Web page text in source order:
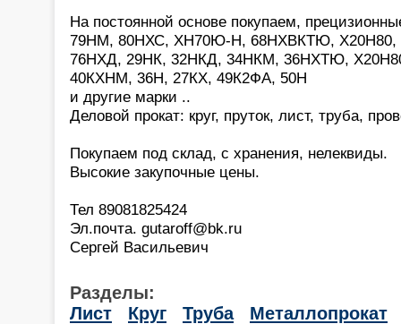
На постоянной основе покупаем,
79НМ, 80НХС, ХН70Ю-Н, 68НХВКТЮ, Х20Н80,
76НХД, 29НК, 32НКД, 34НКМ, 36НХТЮ,
40КХНМ, 36Н, 27КХ, 49К2ФА, 50Н
и другие марки ..
Деловой прокат: круг, пруток, лист, труба,
Покупаем под склад, с хранения, нелеквиды.
Высокие закупочные цены.
Тел 89081825424
Эл.почта. gutaroff@bk.ru
Сергей Васильевич
Разделы:
Лист
Круг Труба Металлопрокат